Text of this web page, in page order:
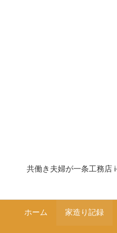
共働き夫婦が一条工務店
ホーム 家造り記録